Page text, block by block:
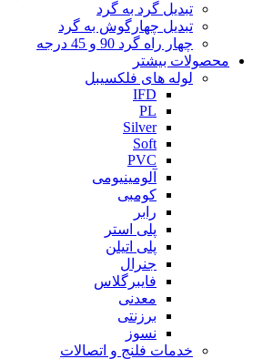
تبدیل گرد به گرد
تبدیل چهارگوش به گرد
چهار راه گرد 90 و 45 درجه
محصولات بیشتر
لوله های فلکسیبل
IFD
PL
Silver
Soft
PVC
آلومینیومی
کومبی
رابر
پلی استر
پلی اتیلن
جنرال
فایبرگلاس
معدنی
برزنتی
نسوز
خدمات فلنج و اتصالات